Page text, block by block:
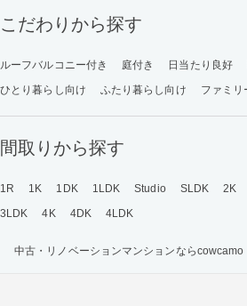
こだわりから探す
ルーフバルコニー付き 庭付き 日当たり良好
ひとり暮らし向け
ふたり暮らし向け ファミリ
間取りから探す
1R 1K 1DK 1LDK Studio SLDK 2K
3LDK
4K 4DK 4LDK
中古・リノベーションマンションならcowcamo